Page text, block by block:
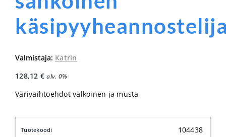
Valmistaja: Katrin
128,12 € alv. 0%
Värivaihtoehdot valkoinen ja musta
104438